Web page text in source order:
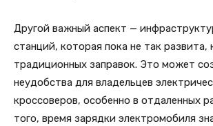
Другой важный аспект —
станций, которая пока не так развита,
традиционных заправок. Это может
неудобства для владельцев
кроссоверов, особенно в отдаленных
того, время зарядки электромобиля